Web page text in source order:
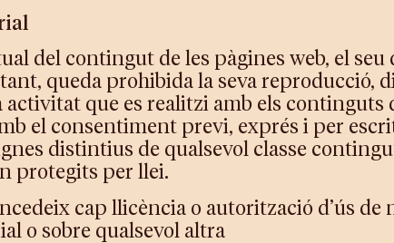
del contingut de les pàgines web, el
queda prohibida la seva reproducció,
que es realitzi amb els continguts
el consentiment previ, exprés i per
distintius de qualsevol classe
protegits per llei.
cap llicència o autorització d’ús de
o sobre qualsevol altra